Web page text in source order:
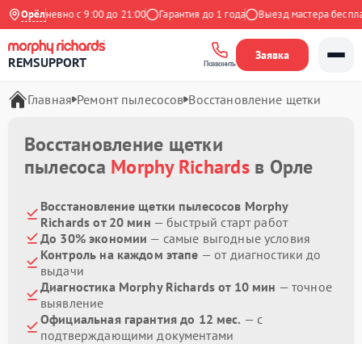
Орёл
Ежедневно с 9:00 до 21:00 Гарантия до 1 года Выезд мастера
REMSUPPORT Позвонить
Заявка
Главная Ремонт пылесосов Восстановление щетки
Восстановление щетки
пылесоса Morphy Richardsв Орле
Восстановление щетки пылесосов Morphy
Richards от 20 мин — быстрый старт работ
До 30% экономии — самые выгодные условия
Контроль на каждом этапе — от диагностики до
выдачи
Диагностика Morphy Richards от 10 мин — точное
выявление
Официальная гарантия до 12 мес. — с
подтверждающими документами